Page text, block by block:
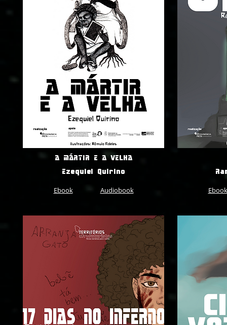
A MÁRTIR E A VELHA
Ezequiel Quirino
Ebook Audiobook Ebook